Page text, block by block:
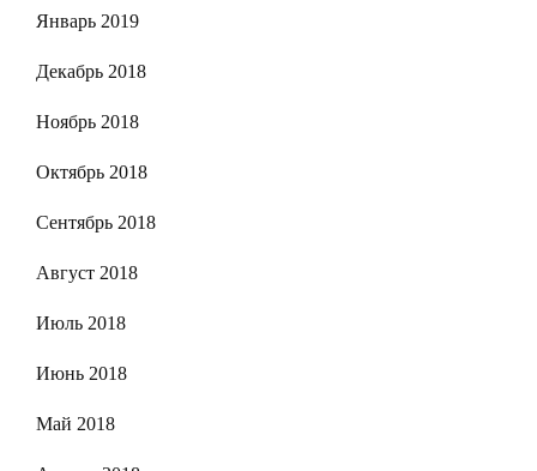
Январь 2019
Декабрь 2018
Ноябрь 2018
Октябрь 2018
Сентябрь 2018
Август 2018
Июль 2018
Июнь 2018
Май 2018